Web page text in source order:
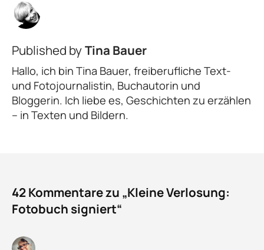
Published byTina Bauer
Hallo, ich bin Tina Bauer, freiberufliche Text-
und Fotojournalistin, Buchautorin und
Bloggerin. Ich liebe es, Geschichten zu erzählen
– in Texten und Bildern.
42 Kommentare zu „Kleine Verlosung:
Fotobuch signiert“